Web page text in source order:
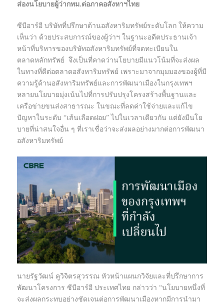
ส่องนโยบายผู้ว่ากทม.ต่อภาคอสังหาฯไทย
ซีบีอาร์อี บริษัทที่ปรึกษาด้านอสังหาริมทรัพย์ระดับโลก ให้ความ
เห็นว่า ด้วยประสบการณ์ของผู้ว่าฯ ในฐานะอดีตประธานเจ้า
หน้าที่บริหารของบริษัทอสังหาริมทรัพย์ที่จดทะเบียนใน
ตลาดหลักทรัพย์ จึงเป็นที่คาดว่านโยบายมีแนวโน้มที่จะส่งผล
ในทางที่ดีต่อตลาดอสังหาริมทรัพย์ เพราะมาจากมุมมองของผู้ที่มี
ความรู้ด้านอสังหาริมทรัพย์และการพัฒนาเมืองในกรุงเทพฯ
หลายนโยบายมุ่งเน้นไปที่การปรับปรุงโครงสร้างพื้นฐานและ
เครือข่ายขนส่งสาธารณะ ในขณะที่ลดค่าใช้จ่ายและแก้ไข
ปัญหาในระดับ “เส้นเลือดฝอย” ไปในเวลาเดียวกัน แต่ยังมีนโย
บายที่น่าสนใจอื่น ๆ ที่เราเชื่อว่าจะส่งผลอย่างมากต่อการพัฒนา
อสังหาริมทรัพย์
นายรัฐวัฒน์ คูวิจิตรสุวรรณ หัวหน้าแผนกวิจัยและที่ปรึกษาการ
พัฒนาโครงการ ซีบีอาร์อี ประเทศไทย กล่าวว่า “นโยบายหนึ่งที่
จะส่งผลกระทบอย่างชัดเจนต่อการพัฒนาเมืองหากมีการนำมา